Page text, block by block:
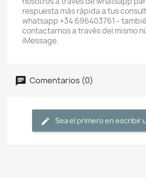
respuesta más rápida a tus
whatsapp +34 696403761 -
contactarnos a través del mismo
iMessage.
Comentarios (0)
Sea el primero en escribir